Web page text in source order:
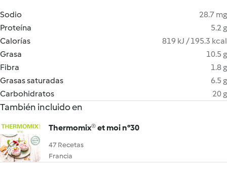
Sodio
28.7 mg
Proteína
5.2 g
Calorías
819 kJ / 195.3 kcal
Grasa
10.5 g
Fibra
1.8 g
Grasas saturadas
6.5 g
Carbohidratos
20 g
También incluido en
Thermomix® et moi n°30
47 Recetas
Francia